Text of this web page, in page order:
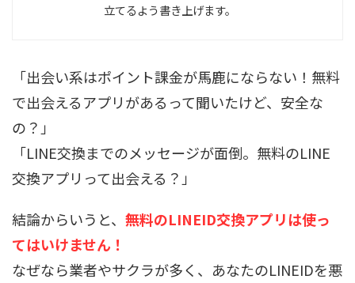
立てるよう書き上げます。
「出会い系はポイント課金が馬鹿にならない！無料
で出会えるアプリがあるって聞いたけど、安全な
の？」
「LINE交換までのメッセージが面倒。無料のLINE
交換アプリって出会える？」
結論からいうと、 無料のLINEID交換アプリは使っ
てはいけません！
なぜなら業者やサクラが多く、あなたのLINEIDを悪